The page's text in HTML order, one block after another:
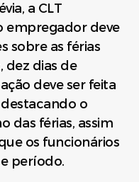
a CLT
empregador deve
sobre as férias
dez dias de
deve ser feita
o
das férias, assim
os funcionários
período.